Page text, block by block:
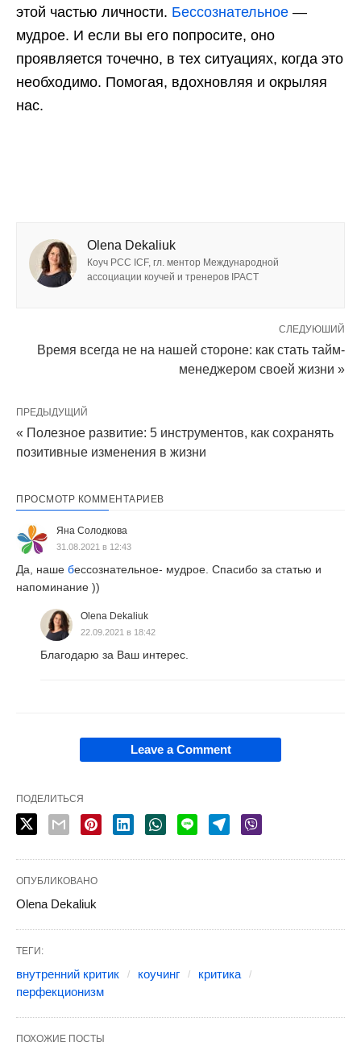
этой частью личности. Бессознательное —
мудрое. И если вы его попросите, оно
проявляется точечно, в тех ситуациях, когда это
необходимо. Помогая, вдохновляя и окрыляя
нас.
Olena Dekaliuk
Коуч РСС ICF, гл. ментор Международной
ассоциации коучей и тренеров IPACT
СЛЕДУЮШИЙ
Время всегда не на нашей стороне: как стать тайм-
менеджером своей жизни »
ПРЕДЫДУЩИЙ
« Полезное развитие: 5 инструментов, как сохранять
позитивные изменения в жизни
ПРОСМОТР КОММЕНТАРИЕВ
Яна Солодкова
31.08.2021 в 12:43
Да, наше бессознательное- мудрое. Спасибо за статью и
напоминание ))
Olena Dekaliuk
22.09.2021 в 18:42
Благодарю за Ваш интерес.
Leave a Comment
ПОДЕЛИТЬСЯ
ОПУБЛИКОВАНО
Olena Dekaliuk
ТЕГИ:
внутренний критик коучинг
критика
перфекционизм
ПОХОЖИЕ ПОСТЫ